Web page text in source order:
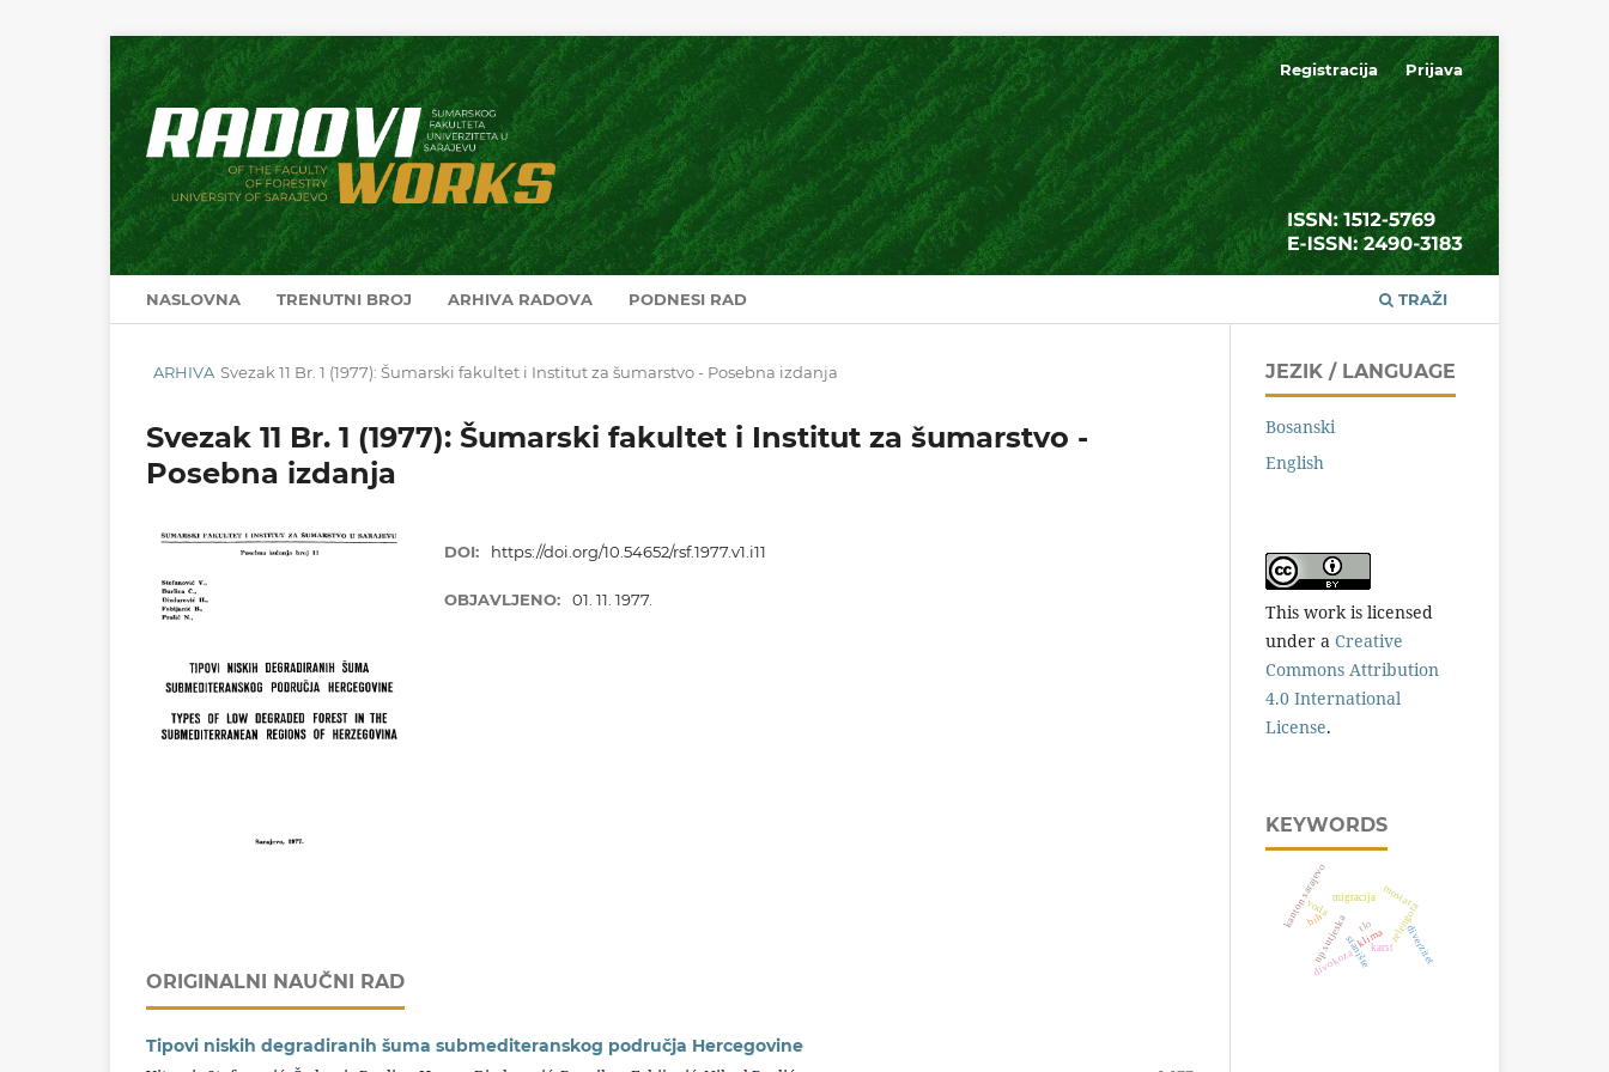
NASLOVNA TRENUTNI BROJ ARHIVA RADOVA PODNESI RAD TRAŽI
Registracija Prijava
ARHIVA Svezak 11 Br. 1 (1977): Šumarski fakultet i Institut za šumarstvo - Posebna izdanja
Svezak 11 Br. 1 (1977): Šumarski fakultet i Institut za šumarstvo -
Posebna izdanja
DOI: https://doi.org/10.54652/rsf.1977.v1.i11
OBJAVLJENO: 01. 11. 1977.
ORIGINALNI NAUČNI RAD
Tipovi niskih degradiranih šuma submediteranskog područja Hercegovine
JEZIK / LANGUAGE
Bosanski
English
This work is licensed
under a Creative
Commons Attribution
4.0 International
License.
KEYWORDS
stanište
divokoza
zelengora
np sutjeska
migracija
karst
tlo
voda
klima
mostar
diverzitet
kanton sarajevo
bih